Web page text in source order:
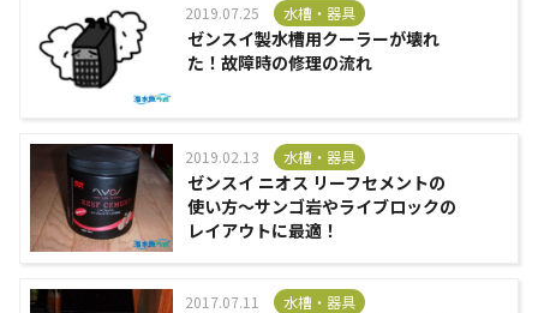
2019.07.25 水槽・器具
ゼンスイ製水槽用クーラーが壊れ
た！故障時の修理の流れ
2019.02.13 水槽・器具
ゼンスイ ニオス リーフセメントの
使い方～サンゴ岩やライブロックの
レイアウトに最適！
2017.07.11 水槽・器具